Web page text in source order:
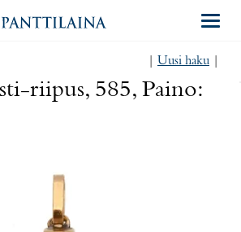
Uusi haku
riipus, 585, Paino: